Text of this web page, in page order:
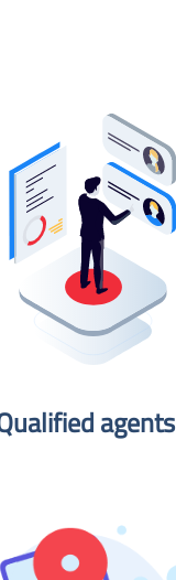
agents​